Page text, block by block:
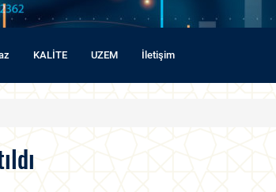
KALİTE UZEM İletişim